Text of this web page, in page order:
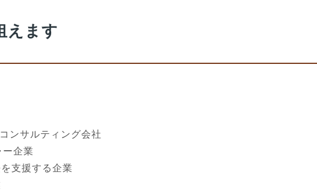
えます
ンサルティング会社
ー企業
支援する企業